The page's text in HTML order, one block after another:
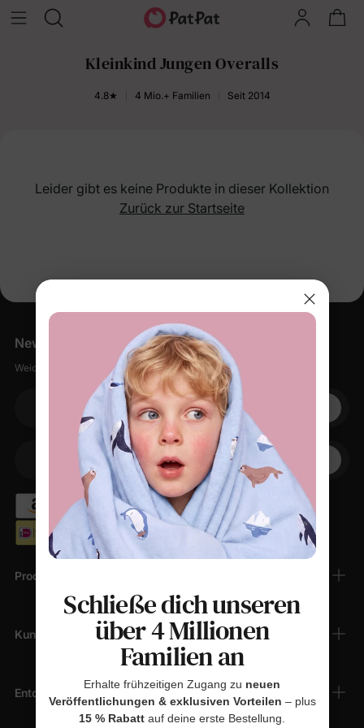
Kleinkind Jungen Overalls
4.8★ 4 Mio.+ Familien Seit 2014
Leider gibt es keine Produkte in dieser Kollektion
Zurück zur Startseite
Produkte
Kundendienst
Entdecken
Newsletter
Weiche Sachen, kleine Rabatte, null Spam.
Ihre E-Mail
Ihr Telefon
Schließe dich unseren
über 4 Millionen
Familien an
Erhalte frühzeitigen Zugang zu neuen
Veröffentlichungen & exklusiven Vorteilen – plus
15 % Rabatt auf deine erste Bestellung.